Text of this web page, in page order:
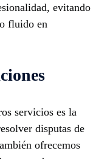
evitando
fluido en
servicios es la
disputas de
ofrecemos